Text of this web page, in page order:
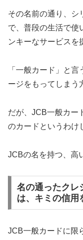
その名前の通り、シ
で、普段の生活で使
ンキーなサービスを
「一般カード」と
ージをもってしまう
だが、JCB一般カー
のカードというわけ
JCBの名を持つ、高
名の通ったクレ
は、キミの信用
JCB一般カードに限